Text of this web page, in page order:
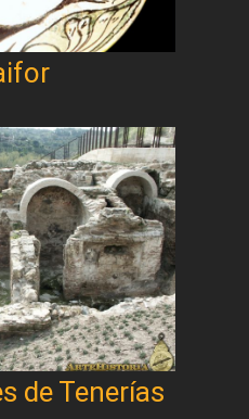
de Tenerías